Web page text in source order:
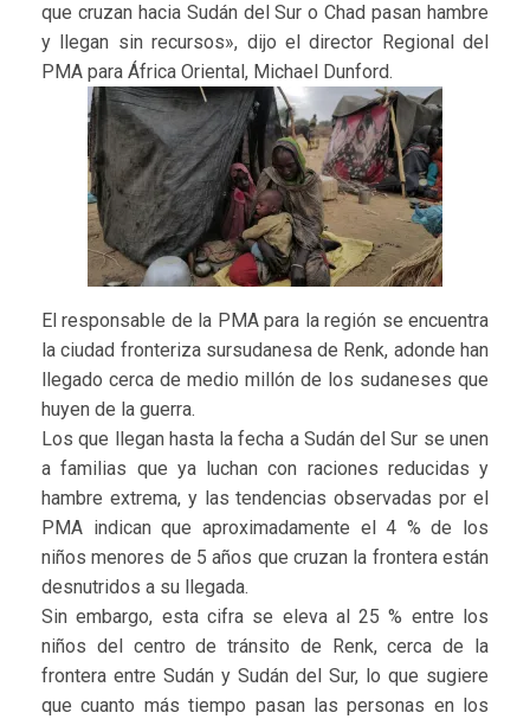
que cruzan hacia Sudán del Sur o Chad pasan hambre
y llegan sin recursos», dijo el director Regional del
PMA para África Oriental, Michael Dunford.
El responsable de la PMA para la región se encuentra
la ciudad fronteriza sursudanesa de Renk, adonde han
llegado cerca de medio millón de los sudaneses que
huyen de la guerra.
Los que llegan hasta la fecha a Sudán del Sur se unen
a familias que ya luchan con raciones reducidas y
hambre extrema, y las tendencias observadas por el
PMA indican que aproximadamente el 4 % de los
niños menores de 5 años que cruzan la frontera están
desnutridos a su llegada.
Sin embargo, esta cifra se eleva al 25 % entre los
niños del centro de tránsito de Renk, cerca de la
frontera entre Sudán y Sudán del Sur, lo que sugiere
que cuanto más tiempo pasan las personas en los